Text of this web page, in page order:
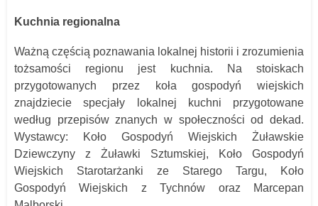
Kuchnia regionalna
Ważną częścią poznawania lokalnej historii i zrozumienia
tożsamości regionu jest kuchnia. Na stoiskach
przygotowanych przez koła gospodyń wiejskich
znajdziecie specjały lokalnej kuchni przygotowane
według przepisów znanych w społeczności od dekad.
Wystawcy: Koło Gospodyń Wiejskich Żuławskie
Dziewczyny z Żuławki Sztumskiej, Koło Gospodyń
Wiejskich Starotarżanki ze Starego Targu, Koło
Gospodyń Wiejskich z Tychnów oraz Marcepan